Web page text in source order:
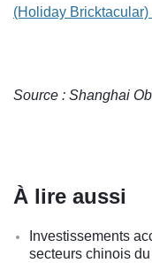
(Holiday Bricktacular)
Source : Shanghai
À lire aussi
Investissements
secteurs chinois